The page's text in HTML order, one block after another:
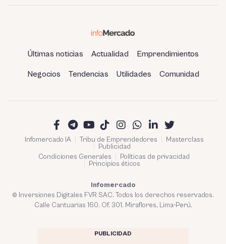
Últimas noticias Actualidad Emprendimientos
Negocios Tendencias Utilidades Comunidad
Infomercado IA Tribu de Emprendedores
Masterclass
Publicidad
Condiciones Generales
Políticas de privacidad
Principios éticos
Infomercado
© Inversiones Digitales FVR SAC. Todos los derechos reservados.
Calle Cantuarias 160. Of. 301. Miraflores, Lima-Perú.
PUBLICIDAD